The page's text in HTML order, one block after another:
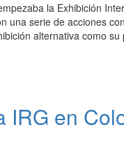
la Exhibición
una serie de acciones
alternativa como
IRG en